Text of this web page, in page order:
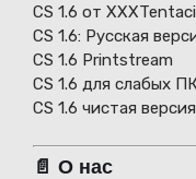
CS 1.6 от
СS 1.6: Русская
CS 1.6 Printstream
CS 1.6 для слабых ПК
CS 1.6 чистая версия
📄 О нас